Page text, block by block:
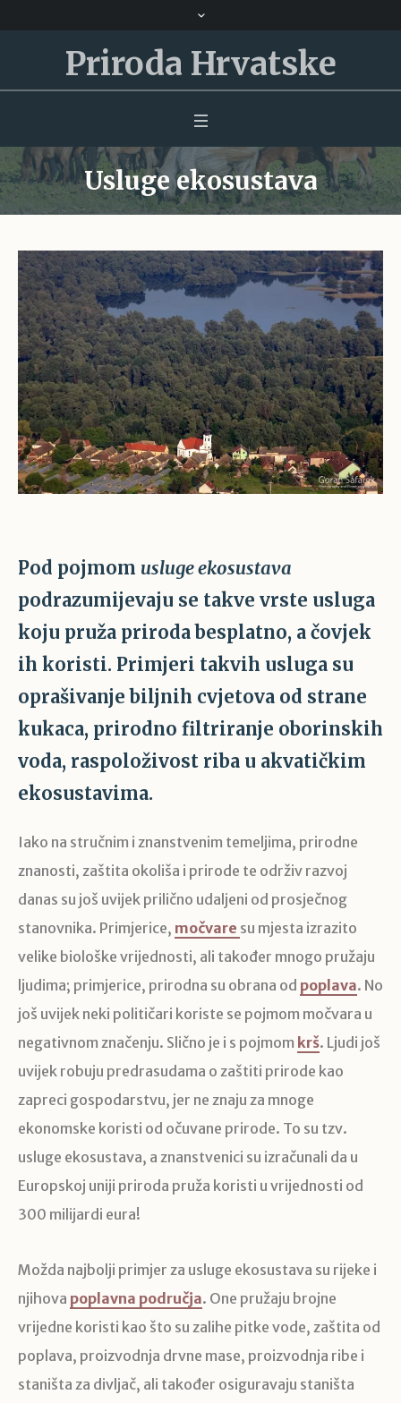
Priroda Hrvatske
Usluge ekosustava
Pod pojmom usluge ekosustava
podrazumijevaju se takve vrste usluga
koju pruža priroda besplatno, a čovjek
ih koristi. Primjeri takvih usluga su
oprašivanje biljnih cvjetova od strane
kukaca, prirodno filtriranje oborinskih
voda, raspoloživost riba u akvatičkim
ekosustavima.
Iako na stručnim i znanstvenim temeljima, prirodne
znanosti, zaštita okoliša i prirode te održiv razvoj
danas su još uvijek prilično udaljeni od prosječnog
stanovnika. Primjerice, močvare su mjesta izrazito
velike biološke vrijednosti, ali također mnogo pružaju
ljudima; primjerice, prirodna su obrana od poplava. No
još uvijek neki političari koriste se pojmom močvara u
negativnom značenju. Slično je i s pojmom krš. Ljudi još
uvijek robuju predrasudama o zaštiti prirode kao
zapreci gospodarstvu, jer ne znaju za mnoge
ekonomske koristi od očuvane prirode. To su tzv.
usluge ekosustava, a znanstvenici su izračunali da u
Europskoj uniji priroda pruža koristi u vrijednosti od
300 milijardi eura!
Možda najbolji primjer za usluge ekosustava su rijeke i
njihova poplavna područja. One pružaju brojne
vrijedne koristi kao što su zalihe pitke vode, zaštita od
poplava, proizvodnja drvne mase, proizvodnja ribe i
staništa za divljač, ali također osiguravaju staništa